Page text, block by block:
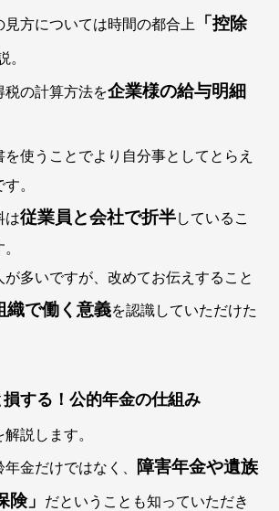
見方については時間の都合上
「控除
。
税の計算方法を企業様の給与明細
使うことでより自分事としてとらえ
。
は従業員と会社で折半しているこ
多いですが、改めてお伝えすること
織で働く意義を認識していただけた
損する！公的年金の仕組み
説します。
金だけではなく、
障害年金や遺族
」
だということも知っていただき